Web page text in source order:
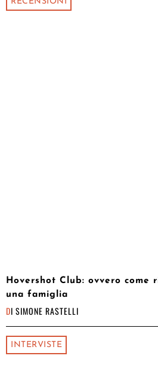
Hovershot Club: ovvero come
una famiglia
DI SIMONE RASTELLI
INTERVISTE